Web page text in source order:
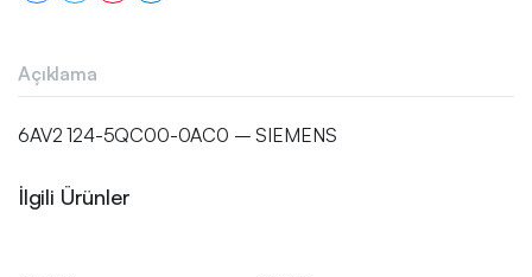
Açıklama
6AV2 124-5QC00-0AC0 – SIEMENS
İlgili Ürünler